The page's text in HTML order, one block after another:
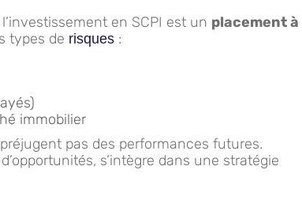
en SCPI est un placement à
types de risques :
immobilier
pas des performances futures.
s’intègre dans une stratégie